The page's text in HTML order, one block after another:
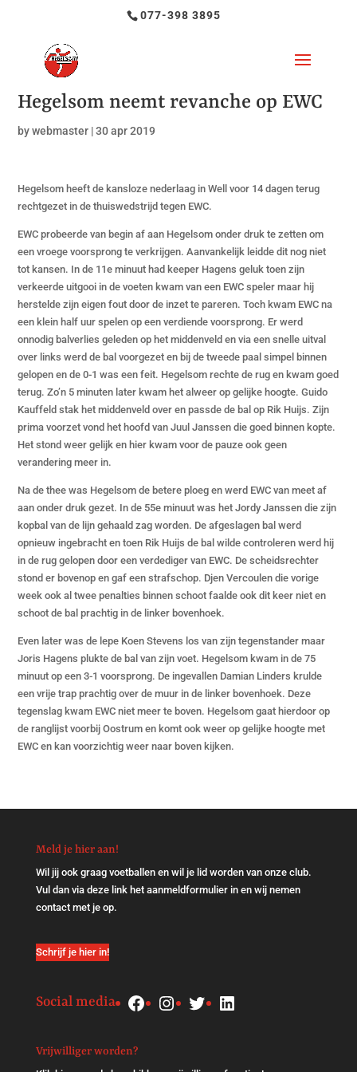
077-398 3895
Hegelsom neemt revanche op EWC
bywebmaster |30 apr 2019
Hegelsom heeft de kansloze nederlaag in Well voor 14 dagen terug
rechtgezet in de thuiswedstrijd tegen EWC.
EWC probeerde van begin af aan Hegelsom onder druk te zetten om
een vroege voorsprong te verkrijgen. Aanvankelijk leidde dit nog niet
tot kansen. In de 11e minuut had keeper Hagens geluk toen zijn
verkeerde uitgooi in de voeten kwam van een EWC speler maar hij
herstelde zijn eigen fout door de inzet te pareren. Toch kwam EWC na
een klein half uur spelen op een verdiende voorsprong. Er werd
onnodig balverlies geleden op het middenveld en via een snelle uitval
over links werd de bal voorgezet en bij de tweede paal simpel binnen
gelopen en de 0-1 was een feit. Hegelsom rechte de rug en kwam goed
terug. Zo’n 5 minuten later kwam het alweer op gelijke hoogte. Guido
Kauffeld stak het middenveld over en passde de bal op Rik Huijs. Zijn
prima voorzet vond het hoofd van Juul Janssen die goed binnen kopte.
Het stond weer gelijk en hier kwam voor de pauze ook geen
verandering meer in.
Na de thee was Hegelsom de betere ploeg en werd EWC van meet af
aan onder druk gezet. In de 55e minuut was het Jordy Janssen die zijn
kopbal van de lijn gehaald zag worden. De afgeslagen bal werd
opnieuw ingebracht en toen Rik Huijs de bal wilde controleren werd hij
in de rug gelopen door een verdediger van EWC. De scheidsrechter
stond er bovenop en gaf een strafschop. Djen Vercoulen die vorige
week ook al twee penalties binnen schoot faalde ook dit keer niet en
schoot de bal prachtig in de linker bovenhoek.
Even later was de lepe Koen Stevens los van zijn tegenstander maar
Joris Hagens plukte de bal van zijn voet. Hegelsom kwam in de 75
minuut op een 3-1 voorsprong. De ingevallen Damian Linders krulde
een vrije trap prachtig over de muur in de linker bovenhoek. Deze
tegenslag kwam EWC niet meer te boven. Hegelsom gaat hierdoor op
de ranglijst voorbij Oostrum en komt ook weer op gelijke hoogte met
EWC en kan voorzichtig weer naar boven kijken.
Meld je hier aan!
Wil jij ook graag voetballen en wil je lid worden van onze club.
Vul dan via deze linkhet aanmeldformulier in en wij nemen
contact met je op.
Schrijf je hier in!
Social media Facebook
Instagram
TwitterLinkedIn
Vrijwilliger worden?